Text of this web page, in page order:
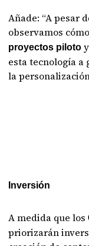
Añade: “A pesar
observamos
proyectos piloto
esta tecnología a
la
Inversión
A medida que los
priorizarán